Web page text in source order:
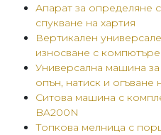
Апарат за определяне
спукване на хартия
Вертикален
износване с
Универсална машина
опън, натиск и огъване
Ситова машина с
BA200N
Топкова мелница с